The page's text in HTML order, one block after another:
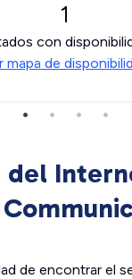
1
con
mapa de
del
de encontrar el